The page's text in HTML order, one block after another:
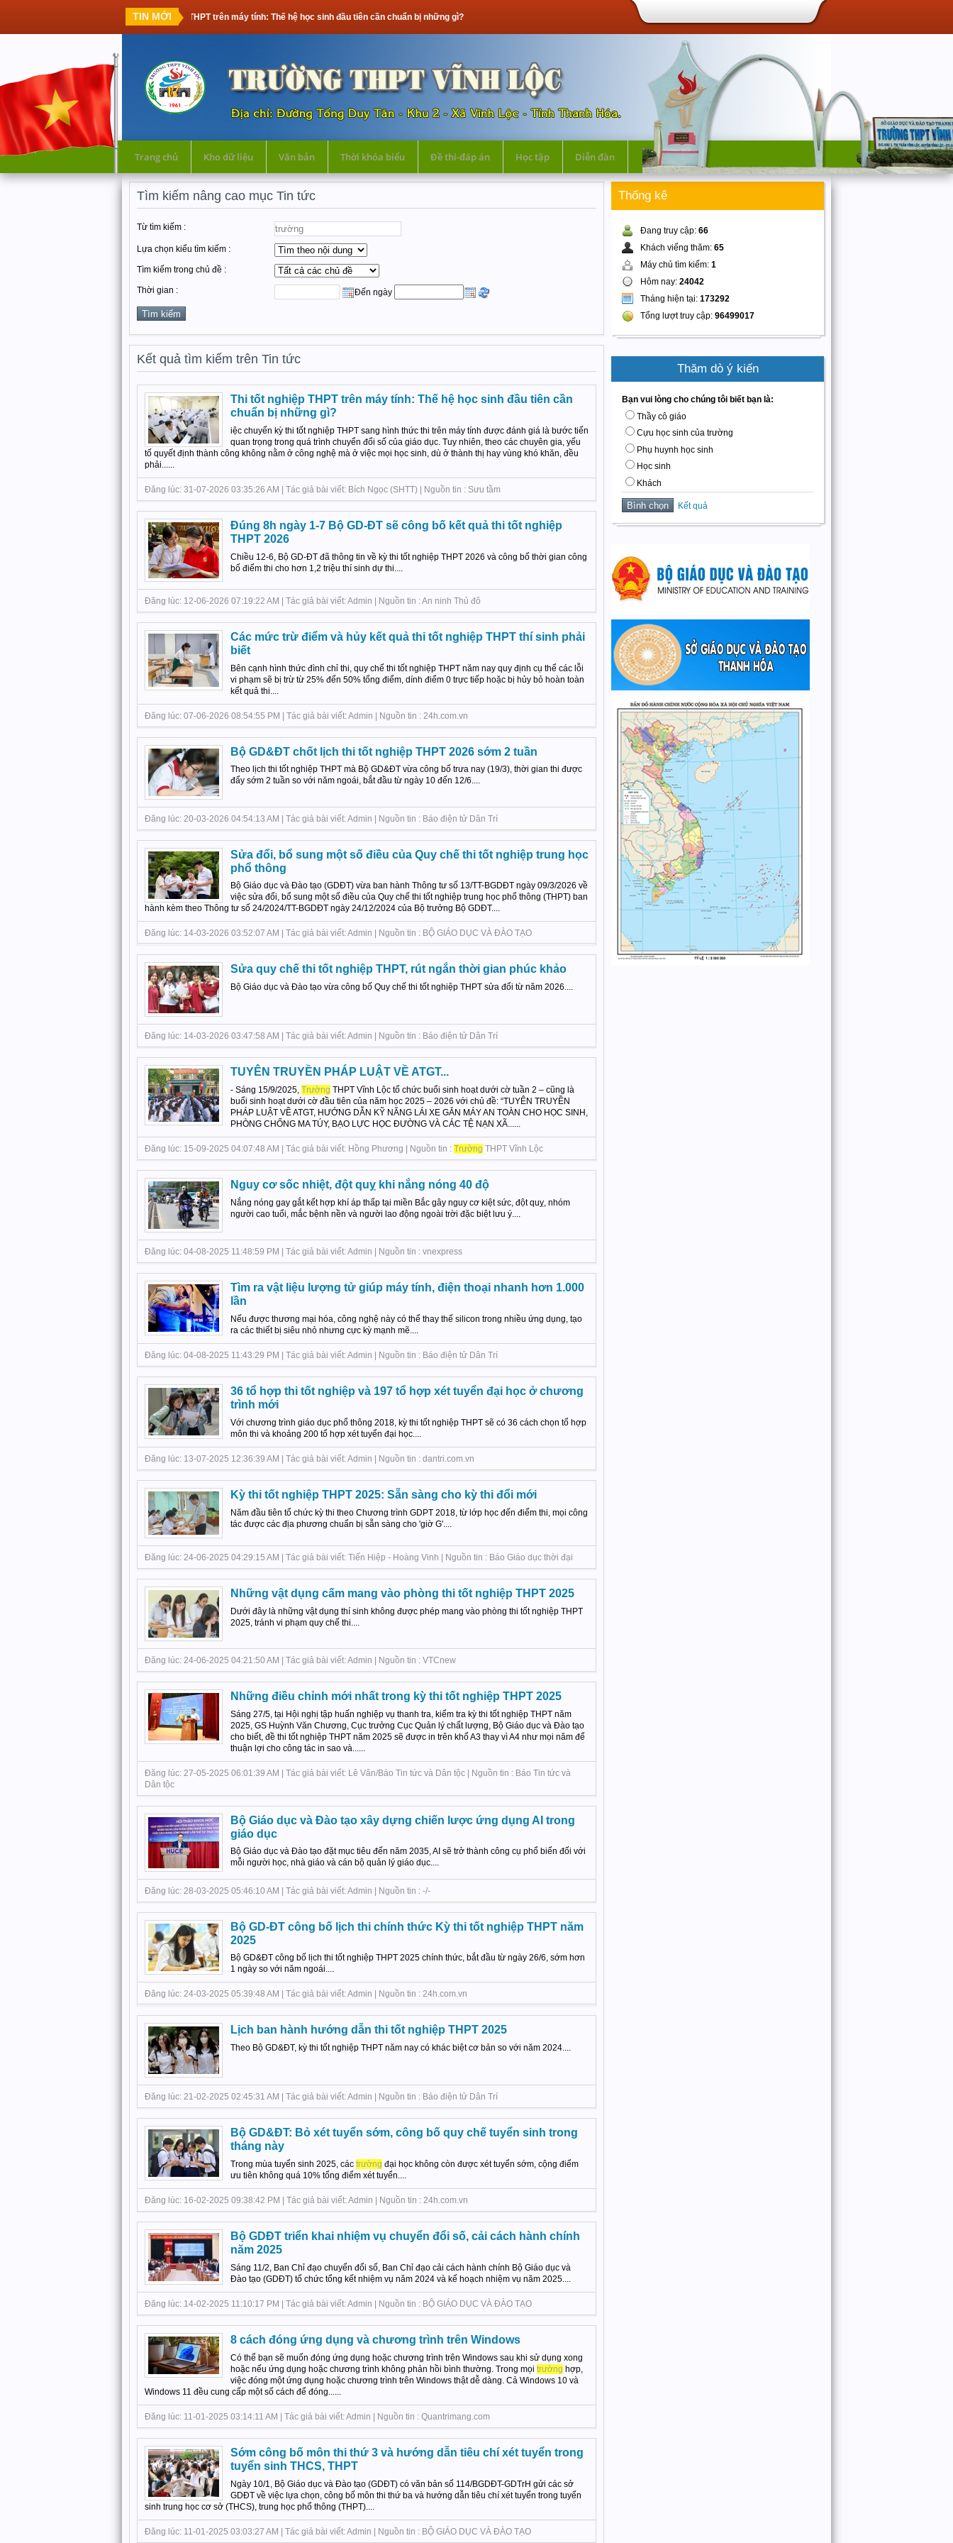
TIN MỚI
Thi tốt nghiệp THPT trên máy tính: Thế hệ học sinh đầu tiên cần chuẩn bị những gì?
Trang chủ Kho dữ liệu Văn bản Thời khóa biểu Đề thi-đáp án Học tập Diễn đàn
Tìm kiếm nâng cao mục Tin tức
Từ tìm kiếm :
Lựa chọn kiểu tìm kiếm :
Tìm kiếm trong chủ đề :
Thời gian : Đến ngày
Kết quả tìm kiếm trên Tin tức
Thi tốt nghiệp THPT trên máy tính: Thế hệ học sinh đầu tiên cần
chuẩn bị những gì?
iệc chuyển kỳ thi tốt nghiệp THPT sang hình thức thi trên máy tính được đánh giá là bước tiến
quan trọng trong quá trình chuyển đổi số của giáo dục. Tuy nhiên, theo các chuyên gia, yếu
tố quyết định thành công không nằm ở công nghệ mà ở việc mọi học sinh, dù ở thành thị hay vùng khó khăn, đều
phải......
Đăng lúc: 31-07-2026 03:35:26 AM | Tác giả bài viết: Bích Ngọc (SHTT) | Nguồn tin : Sưu tầm
Đúng 8h ngày 1-7 Bộ GD-ĐT sẽ công bố kết quả thi tốt nghiệp
THPT 2026
Chiều 12-6, Bộ GD-ĐT đã thông tin về kỳ thi tốt nghiệp THPT 2026 và công bố thời gian công
bố điểm thi cho hơn 1,2 triệu thí sinh dự thi....
Đăng lúc: 12-06-2026 07:19:22 AM | Tác giả bài viết: Admin | Nguồn tin : An ninh Thủ đô
Các mức trừ điểm và hủy kết quả thi tốt nghiệp THPT thí sinh phải
biết
Bên cạnh hình thức đình chỉ thi, quy chế thi tốt nghiệp THPT năm nay quy định cụ thể các lỗi
vi phạm sẽ bị trừ từ 25% đến 50% tổng điểm, dính điểm 0 trực tiếp hoặc bị hủy bỏ hoàn toàn
kết quả thi....
Đăng lúc: 07-06-2026 08:54:55 PM | Tác giả bài viết: Admin | Nguồn tin : 24h.com.vn
Bộ GD&ĐT chốt lịch thi tốt nghiệp THPT 2026 sớm 2 tuần
Theo lịch thi tốt nghiệp THPT mà Bộ GD&ĐT vừa công bố trưa nay (19/3), thời gian thi được
đẩy sớm 2 tuần so với năm ngoái, bắt đầu từ ngày 10 đến 12/6....
Đăng lúc: 20-03-2026 04:54:13 AM | Tác giả bài viết: Admin | Nguồn tin : Báo điện tử Dân Trí
Sửa đổi, bổ sung một số điều của Quy chế thi tốt nghiệp trung học
phổ thông
Bộ Giáo dục và Đào tạo (GDĐT) vừa ban hành Thông tư số 13/TT-BGDĐT ngày 09/3/2026 về
việc sửa đổi, bổ sung một số điều của Quy chế thi tốt nghiệp trung học phổ thông (THPT) ban
hành kèm theo Thông tư số 24/2024/TT-BGDĐT ngày 24/12/2024 của Bộ trưởng Bộ GDĐT....
Đăng lúc: 14-03-2026 03:52:07 AM | Tác giả bài viết: Admin | Nguồn tin : BỘ GIÁO DỤC VÀ ĐÀO TẠO
Sửa quy chế thi tốt nghiệp THPT, rút ngắn thời gian phúc khảo
Bộ Giáo dục và Đào tạo vừa công bố Quy chế thi tốt nghiệp THPT sửa đổi từ năm 2026....
Đăng lúc: 14-03-2026 03:47:58 AM | Tác giả bài viết: Admin | Nguồn tin : Báo điện tử Dân Trí
TUYÊN TRUYỀN PHÁP LUẬT VỀ ATGT...
- Sáng 15/9/2025, Trường THPT Vĩnh Lộc tổ chức buổi sinh hoạt dưới cờ tuần 2 – cũng là
buổi sinh hoạt dưới cờ đầu tiên của năm học 2025 – 2026 với chủ đề: “TUYÊN TRUYỀN
PHÁP LUẬT VỀ ATGT, HƯỚNG DẪN KỸ NĂNG LÁI XE GẮN MÁY AN TOÀN CHO HỌC SINH,
PHÒNG CHỐNG MA TÚY, BẠO LỰC HỌC ĐƯỜNG VÀ CÁC TỆ NẠN XÃ......
Đăng lúc: 15-09-2025 04:07:48 AM | Tác giả bài viết: Hồng Phương | Nguồn tin : Trường THPT Vĩnh Lộc
Nguy cơ sốc nhiệt, đột quỵ khi nắng nóng 40 độ
Nắng nóng gay gắt kết hợp khí áp thấp tại miền Bắc gây nguy cơ kiệt sức, đột quỵ, nhóm
người cao tuổi, mắc bệnh nền và người lao động ngoài trời đặc biệt lưu ý....
Đăng lúc: 04-08-2025 11:48:59 PM | Tác giả bài viết: Admin | Nguồn tin : vnexpress
Tìm ra vật liệu lượng tử giúp máy tính, điện thoại nhanh hơn 1.000
lần
Nếu được thương mại hóa, công nghệ này có thể thay thế silicon trong nhiều ứng dụng, tạo
ra các thiết bị siêu nhỏ nhưng cực kỳ mạnh mẽ....
Đăng lúc: 04-08-2025 11:43:29 PM | Tác giả bài viết: Admin | Nguồn tin : Báo điện tử Dân Trí
36 tổ hợp thi tốt nghiệp và 197 tổ hợp xét tuyển đại học ở chương
trình mới
Với chương trình giáo dục phổ thông 2018, kỳ thi tốt nghiệp THPT sẽ có 36 cách chọn tổ hợp
môn thi và khoảng 200 tổ hợp xét tuyển đại học....
Đăng lúc: 13-07-2025 12:36:39 AM | Tác giả bài viết: Admin | Nguồn tin : dantri.com.vn
Kỳ thi tốt nghiệp THPT 2025: Sẵn sàng cho kỳ thi đổi mới
Năm đầu tiên tổ chức kỳ thi theo Chương trình GDPT 2018, từ lớp học đến điểm thi, mọi công
tác được các địa phương chuẩn bị sẵn sàng cho 'giờ G'....
Đăng lúc: 24-06-2025 04:29:15 AM | Tác giả bài viết: Tiến Hiệp - Hoàng Vinh | Nguồn tin : Báo Giáo dục thời đại
Những vật dụng cấm mang vào phòng thi tốt nghiệp THPT 2025
Dưới đây là những vật dụng thí sinh không được phép mang vào phòng thi tốt nghiệp THPT
2025, tránh vi phạm quy chế thi....
Đăng lúc: 24-06-2025 04:21:50 AM | Tác giả bài viết: Admin | Nguồn tin : VTCnew
Những điều chỉnh mới nhất trong kỳ thi tốt nghiệp THPT 2025
Sáng 27/5, tại Hội nghị tập huấn nghiệp vụ thanh tra, kiểm tra kỳ thi tốt nghiệp THPT năm
2025, GS Huỳnh Văn Chương, Cục trưởng Cục Quản lý chất lượng, Bộ Giáo dục và Đào tạo
cho biết, đề thi tốt nghiệp THPT năm 2025 sẽ được in trên khổ A3 thay vì A4 như mọi năm để
thuận lợi cho công tác in sao và......
Đăng lúc: 27-05-2025 06:01:39 AM | Tác giả bài viết: Lê Vân/Báo Tin tức và Dân tộc | Nguồn tin : Báo Tin tức và
Dân tộc
Bộ Giáo dục và Đào tạo xây dựng chiến lược ứng dụng AI trong
giáo dục
Bộ Giáo dục và Đào tạo đặt mục tiêu đến năm 2035, AI sẽ trở thành công cụ phổ biến đối với
mỗi người học, nhà giáo và cán bộ quản lý giáo dục....
Đăng lúc: 28-03-2025 05:46:10 AM | Tác giả bài viết: Admin | Nguồn tin : -/-
Bộ GD-ĐT công bố lịch thi chính thức Kỳ thi tốt nghiệp THPT năm
2025
Bộ GD&ĐT công bố lịch thi tốt nghiệp THPT 2025 chính thức, bắt đầu từ ngày 26/6, sớm hơn
1 ngày so với năm ngoái....
Đăng lúc: 24-03-2025 05:39:48 AM | Tác giả bài viết: Admin | Nguồn tin : 24h.com.vn
Lịch ban hành hướng dẫn thi tốt nghiệp THPT 2025
Theo Bộ GD&ĐT, kỳ thi tốt nghiệp THPT năm nay có khác biệt cơ bản so với năm 2024....
Đăng lúc: 21-02-2025 02:45:31 AM | Tác giả bài viết: Admin | Nguồn tin : Báo điện tử Dân Trí
Bộ GD&ĐT: Bỏ xét tuyển sớm, công bố quy chế tuyển sinh trong
tháng này
Trong mùa tuyển sinh 2025, các trường đại học không còn được xét tuyển sớm, cộng điểm
ưu tiên không quá 10% tổng điểm xét tuyển....
Đăng lúc: 16-02-2025 09:38:42 PM | Tác giả bài viết: Admin | Nguồn tin : 24h.com.vn
Bộ GDĐT triển khai nhiệm vụ chuyển đổi số, cải cách hành chính
năm 2025
Sáng 11/2, Ban Chỉ đạo chuyển đổi số, Ban Chỉ đạo cải cách hành chính Bộ Giáo dục và
Đào tạo (GDĐT) tổ chức tổng kết nhiệm vụ năm 2024 và kế hoạch nhiệm vụ năm 2025....
Đăng lúc: 14-02-2025 11:10:17 PM | Tác giả bài viết: Admin | Nguồn tin : BỘ GIÁO DỤC VÀ ĐÀO TẠO
8 cách đóng ứng dụng và chương trình trên Windows
Có thể bạn sẽ muốn đóng ứng dụng hoặc chương trình trên Windows sau khi sử dụng xong
hoặc nếu ứng dụng hoặc chương trình không phản hồi bình thường. Trong mọi trường hợp,
việc đóng một ứng dụng hoặc chương trình trên Windows thật dễ dàng. Cả Windows 10 và
Windows 11 đều cung cấp một số cách để đóng......
Đăng lúc: 11-01-2025 03:14:11 AM | Tác giả bài viết: Admin | Nguồn tin : Quantrimang.com
Sớm công bố môn thi thứ 3 và hướng dẫn tiêu chí xét tuyển trong
tuyển sinh THCS, THPT
Ngày 10/1, Bộ Giáo dục và Đào tạo (GDĐT) có văn bản số 114/BGDĐT-GDTrH gửi các sở
GDĐT về việc lựa chọn, công bố môn thi thứ ba và hướng dẫn tiêu chí xét tuyển trong tuyển
sinh trung học cơ sở (THCS), trung học phổ thông (THPT)....
Đăng lúc: 11-01-2025 03:03:27 AM | Tác giả bài viết: Admin | Nguồn tin : BỘ GIÁO DỤC VÀ ĐÀO TẠO
Thống kê
Đang truy cập: 66
Khách viếng thăm: 65
Máy chủ tìm kiếm: 1
Hôm nay: 24042
Tháng hiện tại: 173292
Tổng lượt truy cập: 96499017
Thăm dò ý kiến
Bạn vui lòng cho chúng tôi biết bạn là:
Thầy cô giáo
Cựu học sinh của trường
Phụ huynh học sinh
Học sinh
Khách
Kết quả